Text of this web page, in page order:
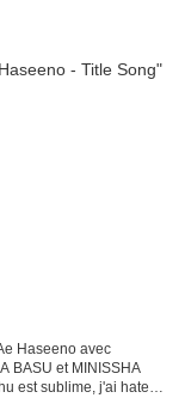
Haseeno avec
BASU et MINISSHA
est sublime, j'ai hate